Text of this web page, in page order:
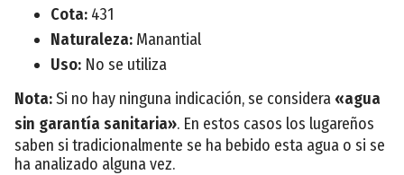
Cota: 431
Naturaleza: Manantial
Uso: No se utiliza
Nota:Si no hay ninguna indicación, se considera «agua
sin garantía sanitaria». En estos casos los lugareños
saben si tradicionalmente se ha bebido esta agua o si se
ha analizado alguna vez.